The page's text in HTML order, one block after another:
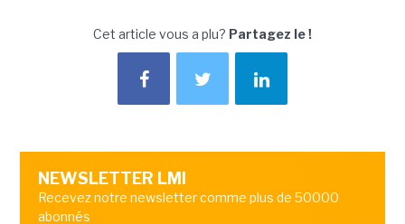
Cet article vous a plu? Partagez le !
NEWSLETTER LMI
Recevez notre newsletter comme plus de 50000
abonnés